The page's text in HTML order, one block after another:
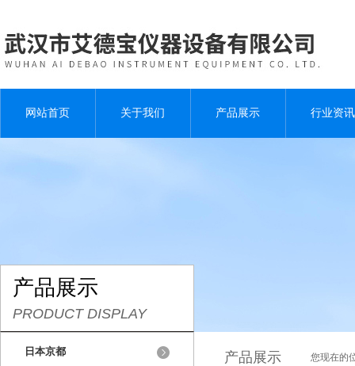
网站首页 关于我们 产品展示 行业资讯
产品展示
PRODUCT DISPLAY
日本京都 产品展示 您现在的